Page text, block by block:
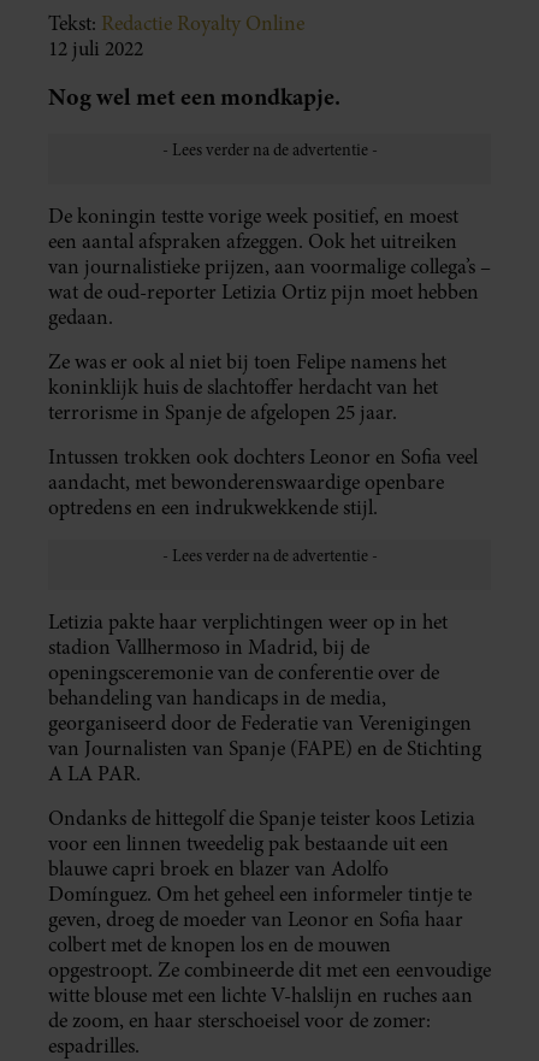
Tekst: Redactie Royalty Online
12 juli 2022
Nog wel met een mondkapje.
De koningin testte vorige week positief, en moest
een aantal afspraken afzeggen. Ook het uitreiken
van journalistieke prijzen, aan voormalige collega’s –
wat de oud-reporter Letizia Ortiz pijn moet hebben
gedaan.
Ze was er ook al niet bij toen Felipe namens het
koninklijk huis de slachtoffer herdacht van het
terrorisme in Spanje de afgelopen 25 jaar.
Intussen trokken ook dochters Leonor en Sofia veel
aandacht, met bewonderenswaardige openbare
optredens en een indrukwekkende stijl.
Letizia pakte haar verplichtingen weer op in het
stadion Vallhermoso in Madrid, bij de
openingsceremonie van de conferentie over de
behandeling van handicaps in de media,
georganiseerd door de Federatie van Verenigingen
van Journalisten van Spanje (FAPE) en de Stichting
A LA PAR.
Ondanks de hittegolf die Spanje teister koos Letizia
voor een linnen tweedelig pak bestaande uit een
blauwe capri broek en blazer van Adolfo
Domínguez. Om het geheel een informeler tintje te
geven, droeg de moeder van Leonor en Sofia haar
colbert met de knopen los en de mouwen
opgestroopt. Ze combineerde dit met een eenvoudige
witte blouse met een lichte V-halslijn en ruches aan
de zoom, en haar sterschoeisel voor de zomer:
espadrilles.